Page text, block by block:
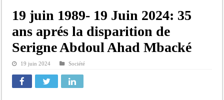
19 juin 1989- 19 Juin 2024: 35
ans aprés la disparition de
Serigne Abdoul Ahad Mbacké
19 juin 2024 Société